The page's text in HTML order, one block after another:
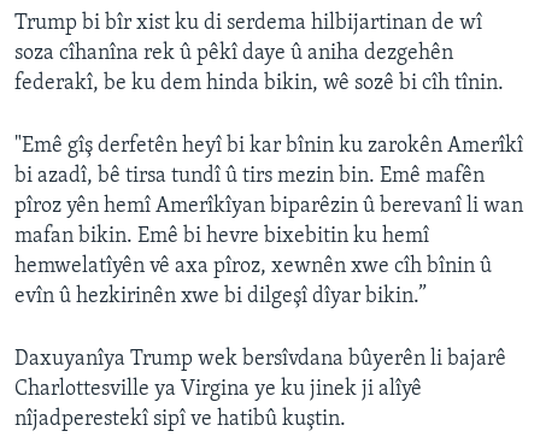
Trump bi bîr xist ku di serdema hilbijartinan de wî
soza cîhanîna rek û pêkî daye û aniha dezgehên
federakî, be ku dem hinda bikin, wê sozê bi cîh tînin.
"Emê gîş derfetên heyî bi kar bînin ku zarokên Amerîkî
bi azadî, bê tirsa tundî û tirs mezin bin. Emê mafên
pîroz yên hemî Amerîkîyan biparêzin û berevanî li wan
mafan bikin. Emê bi hevre bixebitin ku hemî
hemwelatîyên vê axa pîroz, xewnên xwe cîh bînin û
evîn û hezkirinên xwe bi dilgeşî dîyar bikin.”
Daxuyanîya Trump wek bersîvdana bûyerên li bajarê
Charlottesville ya Virgina ye ku jinek ji alîyê
nîjadperestekî sipî ve hatibû kuştin.